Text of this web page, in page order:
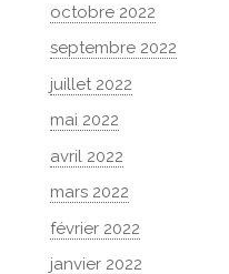
octobre 2022
septembre 2022
juillet 2022
mai 2022
avril 2022
mars 2022
février 2022
janvier 2022